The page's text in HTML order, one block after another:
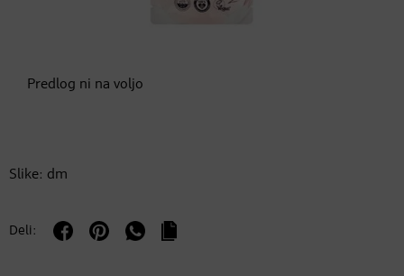
Predlog ni na voljo
Slike: dm
Deli: